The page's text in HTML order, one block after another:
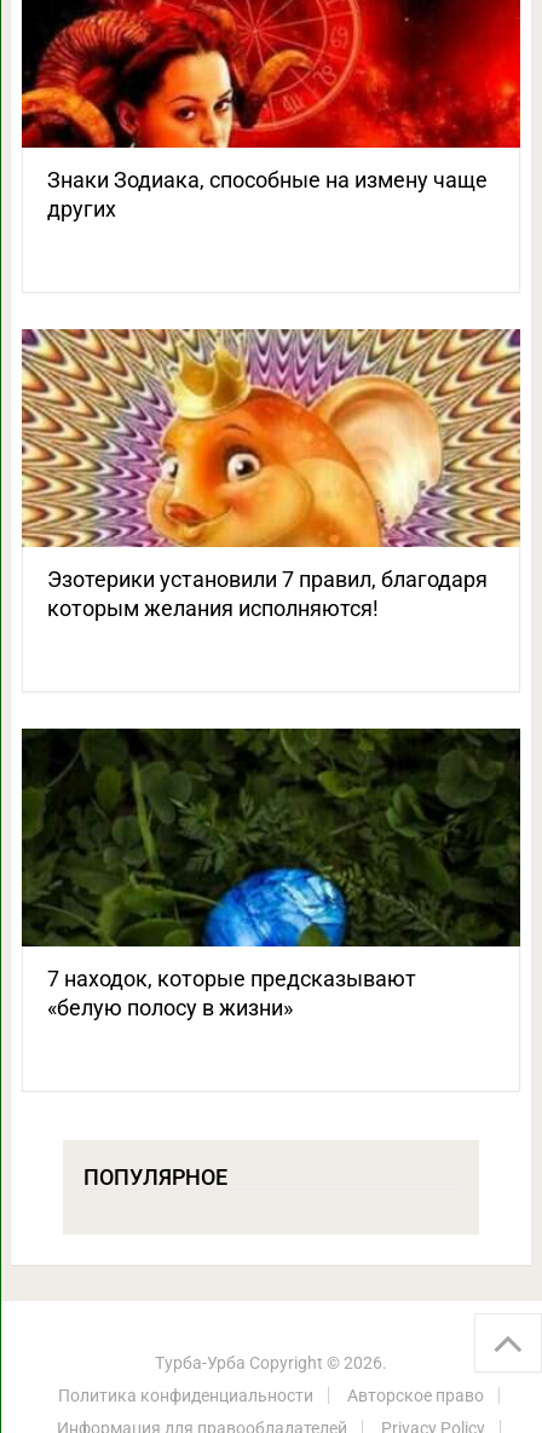
Знаки Зодиака, способные на измену чаще
других
Эзотерики установили 7 правил, благодаря
которым желания исполняются!
7 находок, которые предсказывают
«белую полосу в жизни»
ПОПУЛЯРНОЕ
Турба-Урба Copyright © 2026.
Политика конфиденциальности
Авторское право
Информация для правообладателей
Privacy Policy